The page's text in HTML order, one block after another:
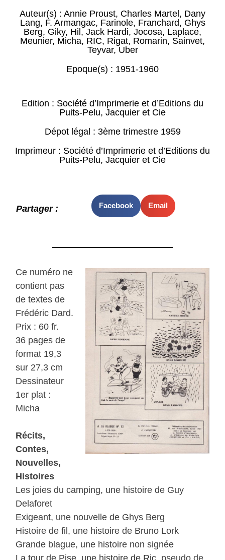
Auteur(s) : Annie Proust, Charles Martel, Dany
Lang, F. Armangac, Farinole, Franchard, Ghys
Berg, Giky, Hil, Jack Hardi, Jocosa, Laplace,
Meunier, Micha, RIC, Rigat, Romarin, Sainvet,
Teyvar, Uber
Epoque(s) : 1951-1960
Edition : Société d’Imprimerie et d’Editions du
Puits-Pelu, Jacquier et Cie
Dépot légal : 3ème trimestre 1959
Imprimeur : Société d’Imprimerie et d’Editions du
Puits-Pelu, Jacquier et Cie
Partager : Facebook Email
Ce numéro ne
contient pas
de textes de
Frédéric Dard.
Prix : 60 fr.
36 pages de
format 19,3
sur 27,3 cm
Dessinateur
1er plat :
Micha
Récits,
Contes,
Nouvelles,
Histoires
Les joies du camping, une histoire de Guy
Delaforet
Exigeant, une nouvelle de Ghys Berg
Histoire de fil, une histoire de Bruno Lork
Grande blague, une histoire non signée